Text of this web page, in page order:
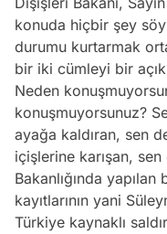
konuda hiçbir şey
durumu kurtarmak
bir iki cümleyi bir
Neden
konuşmuyorsunuz?
ayağa kaldıran, sen
içişlerine karışan,
Bakanlığında
kayıtlarının yani
Türkiye kaynaklı